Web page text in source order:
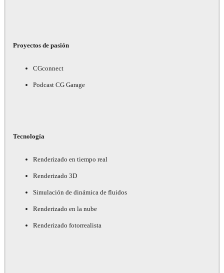
Proyectos de pasión
CGconnect
Podcast CG Garage
Tecnología
Renderizado en tiempo real
Renderizado 3D
Simulación de dinámica de fluidos
Renderizado en la nube
Renderizado fotorrealista